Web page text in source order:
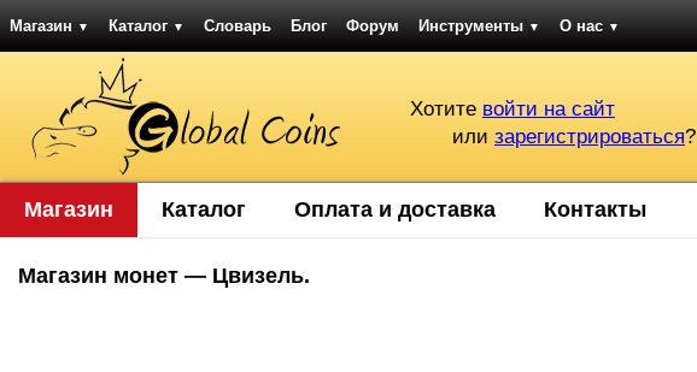
Магазин ▼ Каталог ▼ Словарь Блог Форум Инструменты ▼ О нас ▼
Хотите войти на сайт
или зарегистрироваться?
Магазин Каталог Оплата и доставка Контакты
Магазин монет — Цвизель.